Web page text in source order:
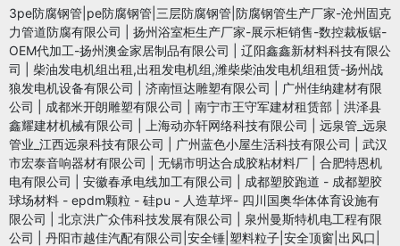
3pe防腐钢管|pe防腐钢管|三层防腐钢管|防腐钢管生产厂家-沧州固克
力管道防腐有限公司
扬州浴室柜生产厂家-展示柜销售-数控裁板锯-
OEM代加工-扬州澳金家居制品有限公司
辽阳鑫鑫新材料科技有限公
司
柴油发电机组出租,出租发电机组,潍柴柴油发电机组租赁-扬州战
狼发电机设备有限公司
济南恒达雕塑有限公司
广州佳纳建材有限
公司
成都米开朗雕塑有限公司 南宁市王守军建材租赁部
洪泽县
鑫耀建材机械有限公司
上海动亦轩网络科技有限公司
远泉管_远泉
管业_江西远泉科技有限公司
广州蓝色小屋生活科技有限公司
武汉
市宏泰音响器材有限公司
无锡市明达合成胶粘材料厂
合肥特恩机
电有限公司
安徽春承电线加工有限公司
成都塑胶跑道 - 成都塑胶
球场材料 - epdm颗粒 - 硅pu - 人造草坪- 四川国奥华体体育设施有
限公司
北京洪广众伟科技发展有限公司
泉州曼斯特机电工程有限
公司
丹阳市越佳汽配有限公司|安全锤|塑料粒子|安全顶窗|出风口|